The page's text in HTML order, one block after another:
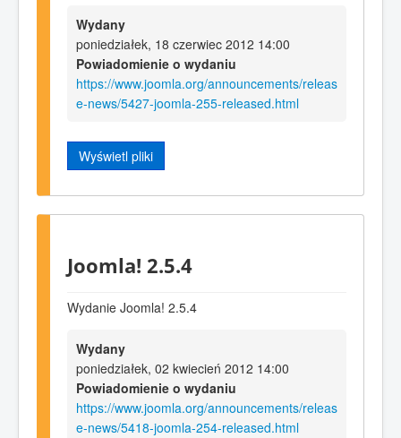
Wydany
poniedziałek, 18 czerwiec 2012 14:00
Powiadomienie o wydaniu
https://www.joomla.org/announcements/releas
e-news/5427-joomla-255-released.html
Wyświetl pliki
Joomla! 2.5.4
Wydanie Joomla! 2.5.4
Wydany
poniedziałek, 02 kwiecień 2012 14:00
Powiadomienie o wydaniu
https://www.joomla.org/announcements/releas
e-news/5418-joomla-254-released.html